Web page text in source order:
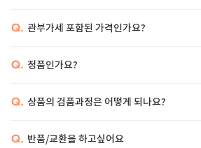
Q. 관부가세 포함된 가격인가요?
Q. 정품인가요?
Q. 상품의 검품과정은 어떻게 되나요?
Q. 반품/교환을 하고싶어요